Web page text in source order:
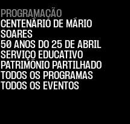
PROGRAMAÇÃO
CENTENÁRIO DE MÁRIO
SOARES
50 ANOS DO 25 DE ABRIL
SERVIÇO EDUCATIVO
PATRIMÓNIO PARTILHADO
TODOS OS PROGRAMAS
TODOS OS EVENTOS